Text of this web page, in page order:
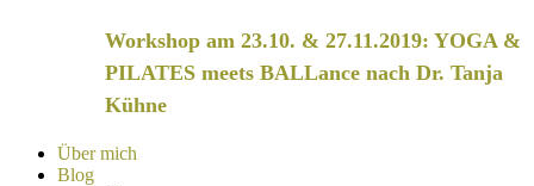
Workshop am 23.10. & 27.11.2019: YOGA &
PILATES meets BALLance nach Dr. Tanja
Kühne
Über mich
Blog